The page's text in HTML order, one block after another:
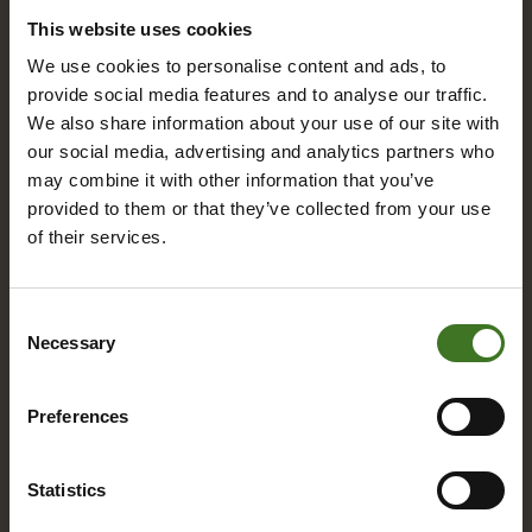
This website uses cookies
We use cookies to personalise content and ads, to
provide social media features and to analyse our traffic.
We also share information about your use of our site with
our social media, advertising and analytics partners who
may combine it with other information that you’ve
provided to them or that they’ve collected from your use
of their services.
Selection
Necessary
Preferences
Statistics
A
Alue­ke­räys­pis­teet
Asia­kas­pal­ve­lu
B
Bio­jä­te
Eko­kymp­pi
Eko­pis­teet / Rinki-eko­pis­teet